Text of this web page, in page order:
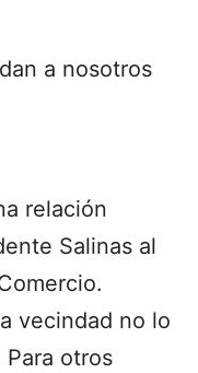
a nosotros
relación
Salinas al
vecindad no lo
Para otros